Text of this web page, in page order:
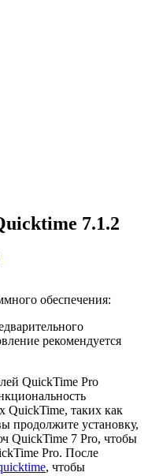
7.1.2
обеспечения:
рекомендуется
QuickTime Pro
QuickTime, таких как
продолжите установку,
QuickTime 7 Pro, чтобы
Pro. После
, чтобы